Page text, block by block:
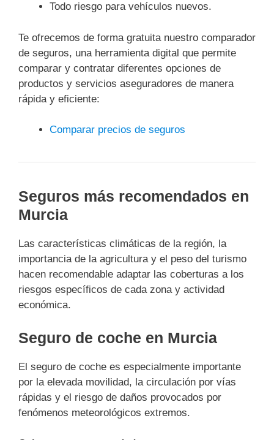
Todo riesgo para vehículos nuevos.
Te ofrecemos de forma gratuita nuestro comparador
de seguros, una herramienta digital que permite
comparar y contratar diferentes opciones de
productos y servicios aseguradores de manera
rápida y eficiente:
Comparar precios de seguros
Seguros más recomendados en
Murcia
Las características climáticas de la región, la
importancia de la agricultura y el peso del turismo
hacen recomendable adaptar las coberturas a los
riesgos específicos de cada zona y actividad
económica.
Seguro de coche en Murcia
El seguro de coche es especialmente importante
por la elevada movilidad, la circulación por vías
rápidas y el riesgo de daños provocados por
fenómenos meteorológicos extremos.